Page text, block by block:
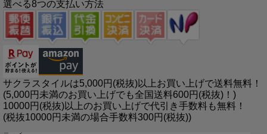
選べる8つの支払い方法
サクラスタイルは5,000円(税抜)以上お買い上げで送料無料！
(5,000円未満のお買い上げでも全国送料600円(税抜)！)
10000円(税抜)以上のお買い上げで代引き手数料も無料！
(税抜10000円未満の場合手数料300円(税抜))